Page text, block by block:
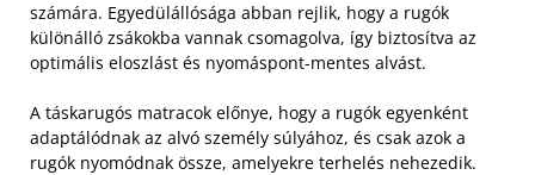
számára. Egyedülállósága abban rejlik, hogy a rugók
különálló zsákokba vannak csomagolva, így biztosítva az
optimális eloszlást és nyomáspont-mentes alvást.
A táskarugós matracok előnye, hogy a rugók egyenként
adaptálódnak az alvó személy súlyához, és csak azok a
rugók nyomódnak össze, amelyekre terhelés nehezedik.